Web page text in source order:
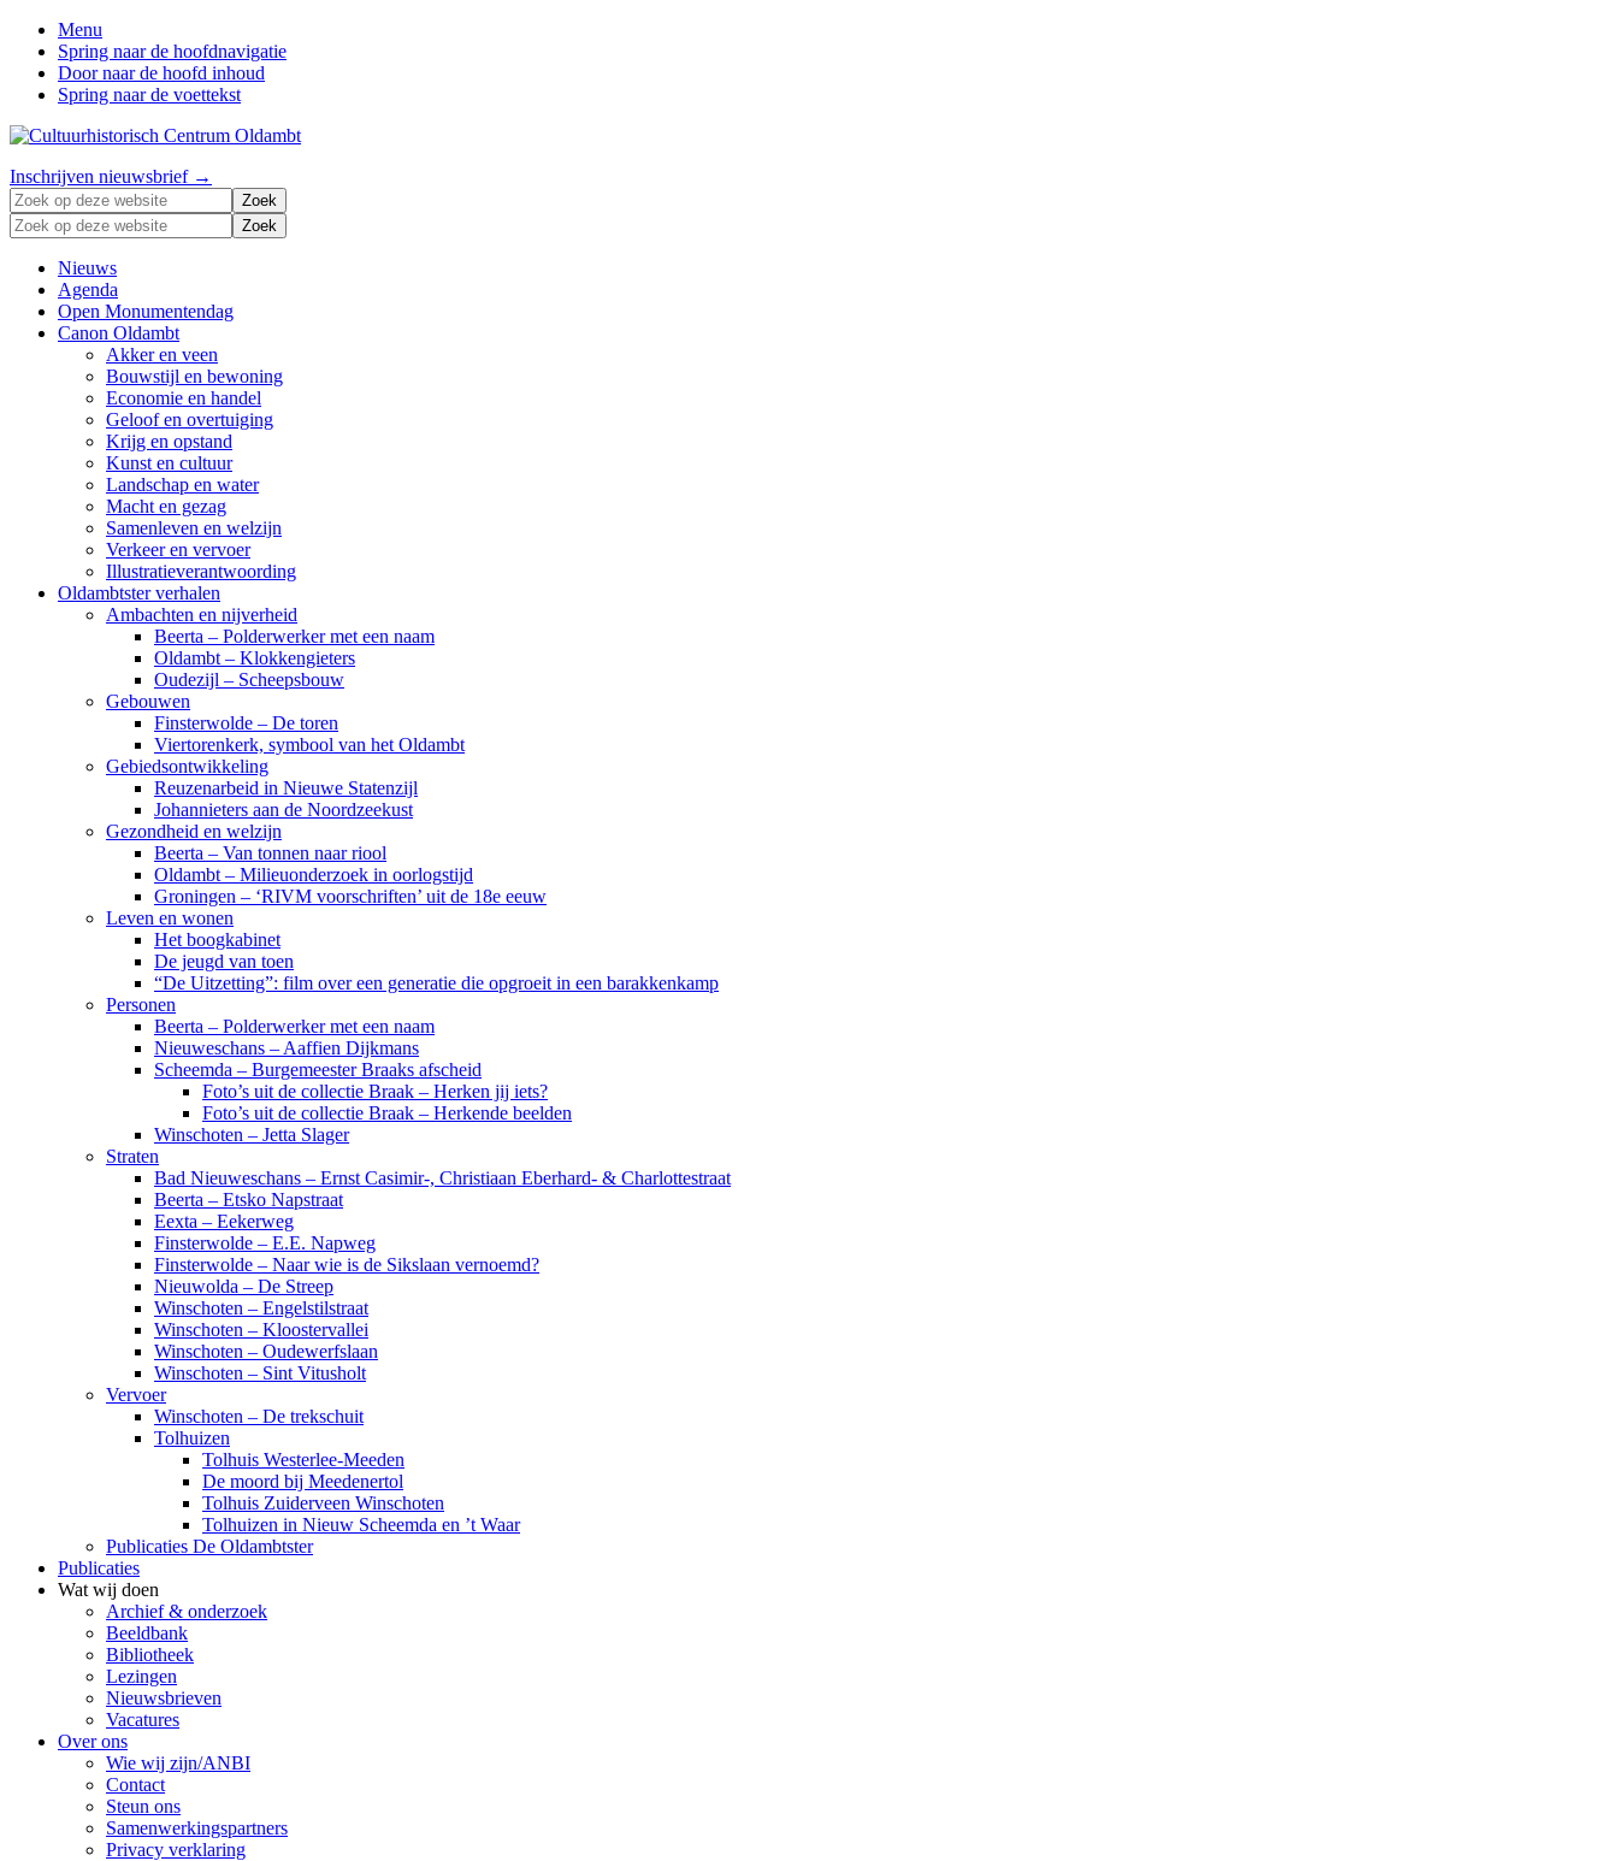
Menu
Spring naar de hoofdnavigatie
Door naar de hoofd inhoud
Spring naar de voettekst
Zonder
verleden
geen
toekomst
Header
Right
Inschrijven nieuwsbrief →
Zoek
op
deze
website
Zoek
op
deze
website
Nieuws
Agenda
Open Monumentendag
Canon Oldambt
Akker en veen
Bouwstijl en bewoning
Economie en handel
Geloof en overtuiging
Krijg en opstand
Kunst en cultuur
Landschap en water
Macht en gezag
Samenleven en welzijn
Verkeer en vervoer
Illustratieverantwoording
Oldambtster verhalen
Ambachten en nijverheid
Beerta – Polderwerker met een naam
Oldambt – Klokkengieters
Oudezijl – Scheepsbouw
Gebouwen
Finsterwolde – De toren
Viertorenkerk, symbool van het Oldambt
Gebiedsontwikkeling
Reuzenarbeid in Nieuwe Statenzijl
Johannieters aan de Noordzeekust
Gezondheid en welzijn
Beerta – Van tonnen naar riool
Oldambt – Milieuonderzoek in oorlogstijd
Groningen – ‘RIVM voorschriften’ uit de 18e eeuw
Leven en wonen
Het boogkabinet
De jeugd van toen
“De Uitzetting”: film over een generatie die opgroeit in een barakkenkamp
Personen
Beerta – Polderwerker met een naam
Nieuweschans – Aaffien Dijkmans
Scheemda – Burgemeester Braaks afscheid
Foto’s uit de collectie Braak – Herken jij iets?
Foto’s uit de collectie Braak – Herkende beelden
Winschoten – Jetta Slager
Straten
Bad Nieuweschans – Ernst Casimir-, Christiaan Eberhard- & Charlottestraat
Beerta – Etsko Napstraat
Eexta – Eekerweg
Finsterwolde – E.E. Napweg
Finsterwolde – Naar wie is de Sikslaan vernoemd?
Nieuwolda – De Streep
Winschoten – Engelstilstraat
Winschoten – Kloostervallei
Winschoten – Oudewerfslaan
Winschoten – Sint Vitusholt
Vervoer
Winschoten – De trekschuit
Tolhuizen
Tolhuis Westerlee-Meeden
De moord bij Meedenertol
Tolhuis Zuiderveen Winschoten
Tolhuizen in Nieuw Scheemda en ’t Waar
Publicaties De Oldambtster
Publicaties
Wat wij doen
Archief & onderzoek
Beeldbank
Bibliotheek
Lezingen
Nieuwsbrieven
Vacatures
Over ons
Wie wij zijn/ANBI
Contact
Steun ons
Samenwerkingspartners
Privacy verklaring